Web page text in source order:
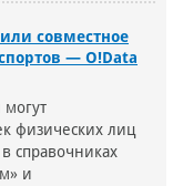
совместное
— O!Data
физических лиц
справочниках
и